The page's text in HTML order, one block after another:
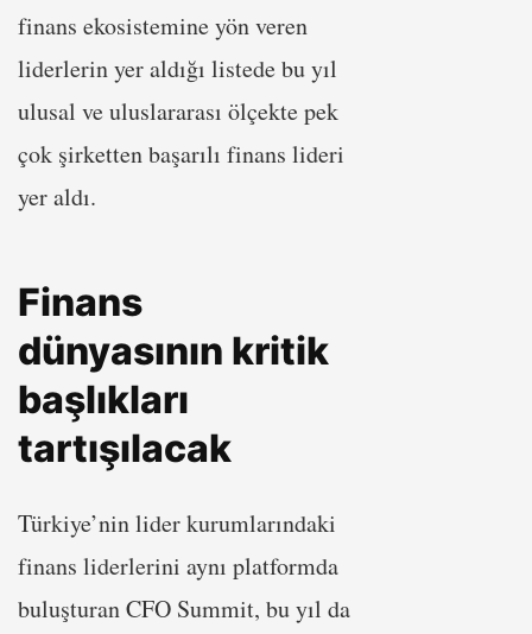
finans ekosistemine yön veren
liderlerin yer aldığı listede bu yıl
ulusal ve uluslararası ölçekte pek
çok şirketten başarılı finans lideri
yer aldı.
Finans
dünyasının kritik
başlıkları
tartışılacak
Türkiye’nin lider kurumlarındaki
finans liderlerini aynı platformda
buluşturan CFO Summit, bu yıl da